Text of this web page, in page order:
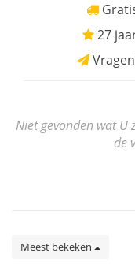
27
Niet gevonden wat U
de
Meest bekeken